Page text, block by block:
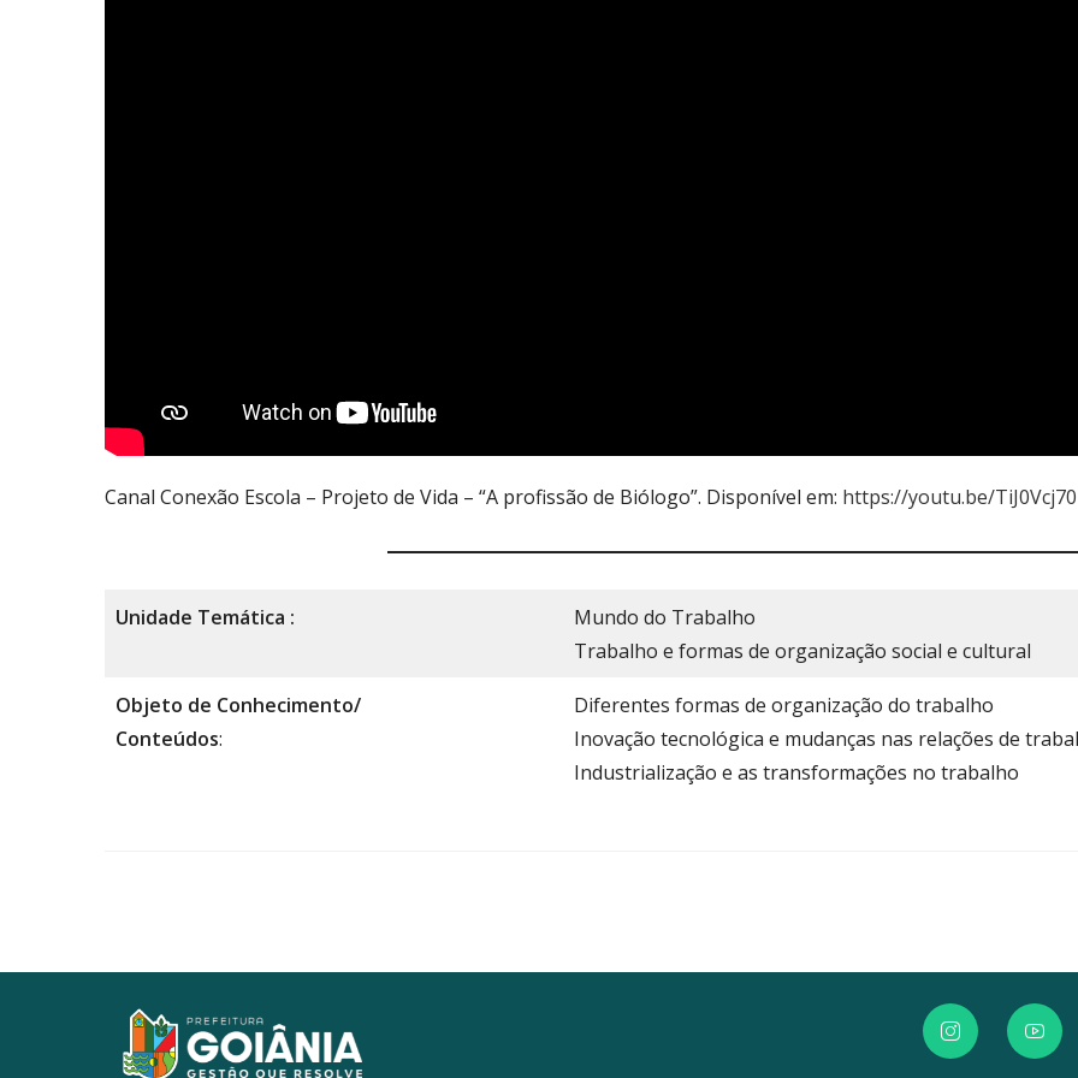
Canal Conexão Escola – Projeto de Vida – “A profissão de Biólogo”. Disponível em: https://youtu.be/
Unidade Temática :
Mundo do Trabalho
Trabalho e formas de organização social e cultural
Objeto de Conhecimento/
Conteúdos:
Diferentes formas de organização do trabalho
Inovação tecnológica e mudanças nas relações de
Industrialização e as transformações no trabalho